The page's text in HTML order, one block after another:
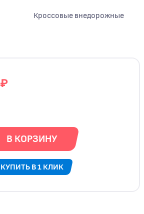
Кроссовые внедорожные
₽
В КОРЗИНУ
КУПИТЬ В 1 КЛИК